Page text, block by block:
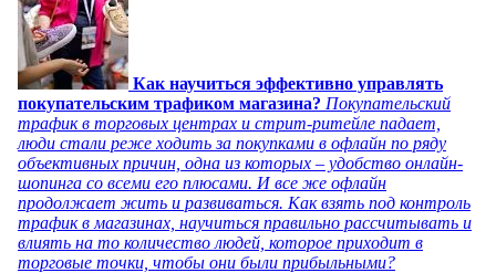
Как научиться эффективно управлять
покупательским трафиком магазина? Покупательский
трафик в торговых центрах и стрит-ритейле падает,
люди стали реже ходить за покупками в офлайн по ряду
объективных причин, одна из которых – удобство онлайн-
шопинга со всеми его плюсами. И все же офлайн
продолжает жить и развиваться. Как взять под контроль
трафик в магазинах, научиться правильно рассчитывать и
влиять на то количество людей, которое приходит в
торговые точки, чтобы они были прибыльными?